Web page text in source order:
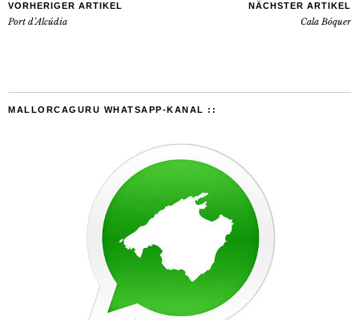
VORHERIGER ARTIKEL
Port d’Alcúdia
NÄCHSTER ARTIKEL
Cala Bóquer
MALLORCAGURU WHATSAPP-KANAL ::